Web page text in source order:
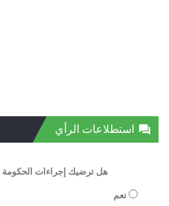
استطلاعات الرأي
هل ترضيك إجراءات الحكومة
نعم